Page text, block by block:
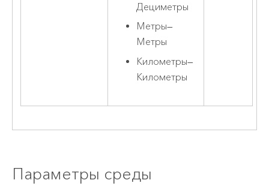
Дециметры
Метры—
Метры
Километры—
Километры
Параметры среды